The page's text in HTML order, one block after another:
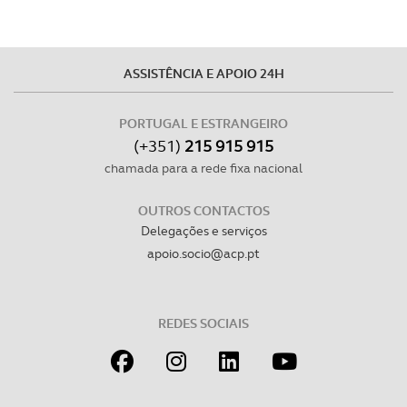
dados pessoais serão realizadas apenas com o seu
consentimento e quando tal se afigure estritamente
necessário no contexto dos serviços a prestar.
Realçamos que o bloqueio de certo tipo de Cookies e
tecnologias similares pode ter impacto na sua
experiência de navegação no Website e nos serviços
Consulte a política de cookies do site.
ASSISTÊNCIA E APOIO 24H
PORTUGAL E ESTRANGEIRO
(+351) 215 915 915
chamada para a rede fixa nacional
OUTROS CONTACTOS
Delegações e serviços
apoio.socio@acp.pt
REDES SOCIAIS